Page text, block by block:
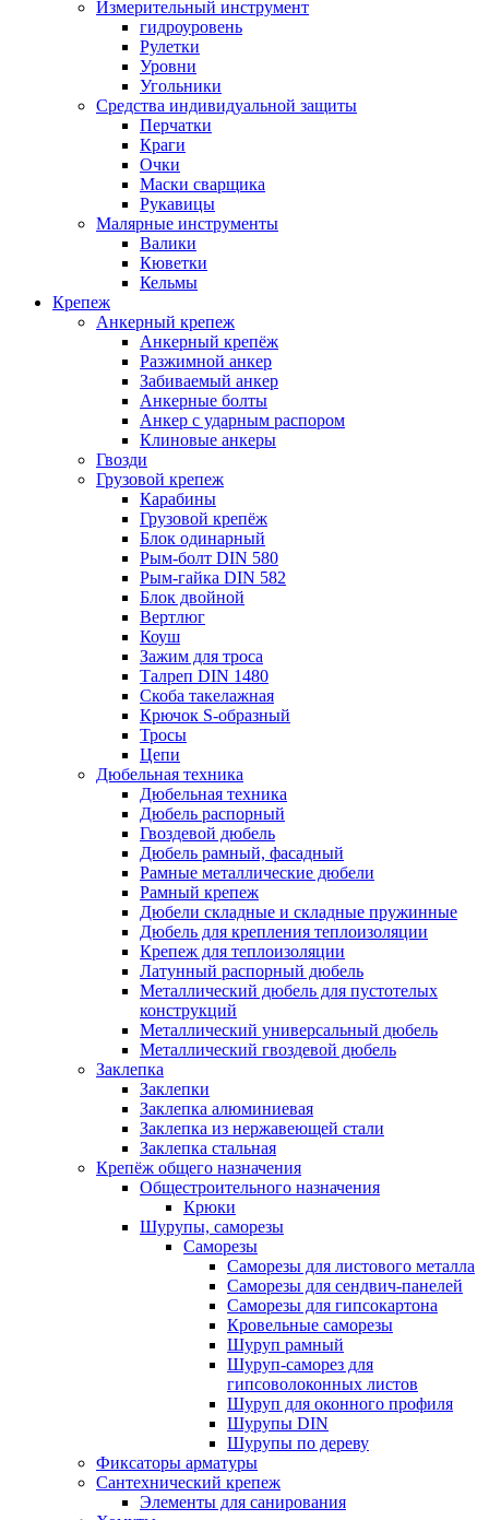
Измерительный инструмент
гидроуровень
Рулетки
Уровни
Угольники
Средства индивидуальной защиты
Перчатки
Краги
Очки
Маски сварщика
Рукавицы
Малярные инструменты
Валики
Кюветки
Кельмы
Крепеж
Анкерный крепеж
Анкерный крепёж
Разжимной анкер
Забиваемый анкер
Анкерные болты
Анкер с ударным распором
Клиновые анкеры
Гвозди
Грузовой крепеж
Карабины
Грузовой крепёж
Блок одинарный
Рым-болт DIN 580
Рым-гайка DIN 582
Блок двойной
Вертлюг
Коуш
Зажим для троса
Талреп DIN 1480
Скоба такелажная
Крючок S-образный
Тросы
Цепи
Дюбельная техника
Дюбельная техника
Дюбель распорный
Гвоздевой дюбель
Дюбель рамный, фасадный
Рамные металлические дюбели
Рамный крепеж
Дюбели складные и складные пружинные
Дюбель для крепления теплоизоляции
Крепеж для теплоизоляции
Латунный распорный дюбель
Металлический дюбель для пустотелых
конструкций
Металлический универсальный дюбель
Металлический гвоздевой дюбель
Заклепка
Заклепки
Заклепка алюминиевая
Заклепка из нержавеющей стали
Заклепка стальная
Крепёж общего назначения
Общестроительного назначения
Крюки
Шурупы, саморезы
Саморезы
Саморезы для листового металла
Саморезы для сендвич-панелей
Саморезы для гипсокартона
Кровельные саморезы
Шуруп рамный
Шуруп-саморез для
гипсоволоконных листов
Шуруп для оконного профиля
Шурупы DIN
Шурупы по дереву
Фиксаторы арматуры
Сантехнический крепеж
Элементы для санирования